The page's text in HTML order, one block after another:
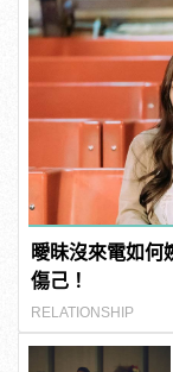
曖昧沒來電如何
傷己！
RELATIONSHIP